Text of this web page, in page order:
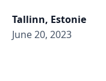
Tallinn, Estonie
June 20, 2023